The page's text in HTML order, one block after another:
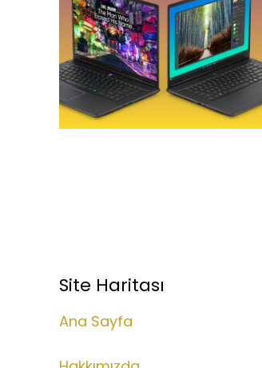
Site Haritası
Ana Sayfa